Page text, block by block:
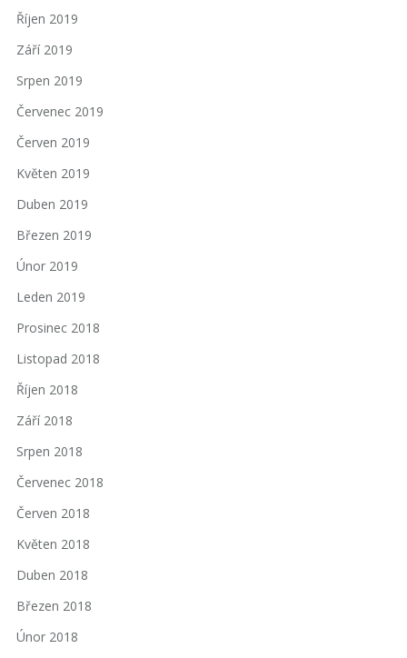
Říjen 2019
Září 2019
Srpen 2019
Červenec 2019
Červen 2019
Květen 2019
Duben 2019
Březen 2019
Únor 2019
Leden 2019
Prosinec 2018
Listopad 2018
Říjen 2018
Září 2018
Srpen 2018
Červenec 2018
Červen 2018
Květen 2018
Duben 2018
Březen 2018
Únor 2018